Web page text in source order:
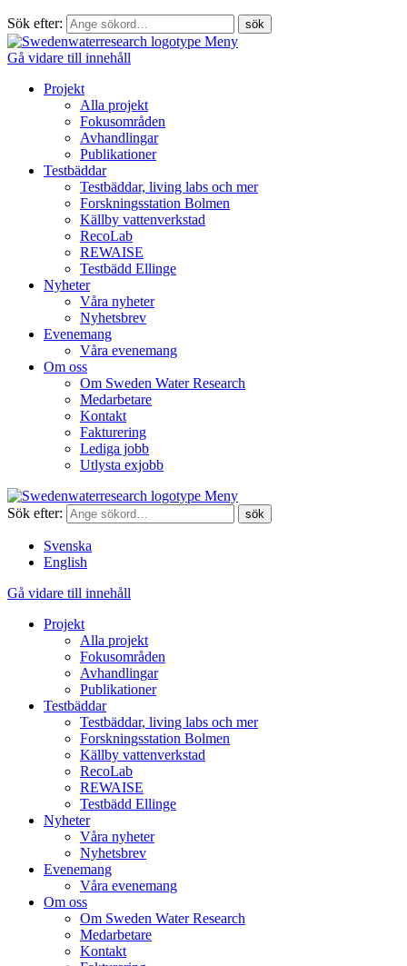
Sök efter:
Meny
Gå vidare till innehåll
Projekt
Alla projekt
Fokusområden
Avhandlingar
Publikationer
Testbäddar
Testbäddar, living labs och mer
Forskningsstation Bolmen
Källby vattenverkstad
RecoLab
REWAISE
Testbädd Ellinge
Nyheter
Våra nyheter
Nyhetsbrev
Evenemang
Våra evenemang
Om oss
Om Sweden Water Research
Medarbetare
Kontakt
Fakturering
Lediga jobb
Utlysta exjobb
Meny
Sök efter:
Svenska
English
Gå vidare till innehåll
Projekt
Alla projekt
Fokusområden
Avhandlingar
Publikationer
Testbäddar
Testbäddar, living labs och mer
Forskningsstation Bolmen
Källby vattenverkstad
RecoLab
REWAISE
Testbädd Ellinge
Nyheter
Våra nyheter
Nyhetsbrev
Evenemang
Våra evenemang
Om oss
Om Sweden Water Research
Medarbetare
Kontakt